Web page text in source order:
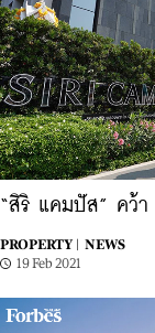
“สิริ แคมปัส” คว้า
PROPERTY |
NEWS
19 Feb 2021